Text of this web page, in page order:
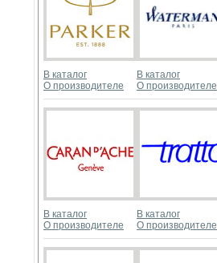
В каталог
О производителе
В каталог
О производителе
В каталог
О производителе
В каталог
О производителе